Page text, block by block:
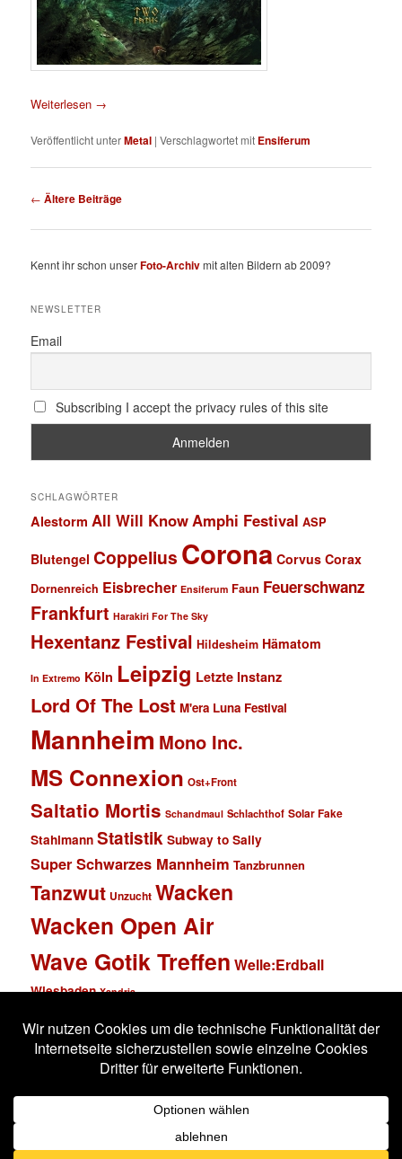
Weiterlesen →
Veröffentlicht unterMetal |Verschlagwortet mit Ensiferum
Beitragsnavigation
← Ältere Beiträge
Kennt ihr schon unserFoto-Archivmit alten Bildern ab 2009?
NEWSLETTER
Email
Subscribing I accept the privacy rules of this site
SCHLAGWÖRTER
Alestorm All Will Know Amphi Festival ASP
Blutengel Coppelius Corona Corvus Corax
Dornenreich Eisbrecher Ensiferum Faun Feuerschwanz
Frankfurt Harakiri For The Sky
Hexentanz Festival Hildesheim Hämatom
In Extremo Köln Leipzig Letzte Instanz
Lord Of The Lost M'era Luna Festival
Mannheim Mono Inc.
MS Connexion Ost+Front
Saltatio Mortis Schandmaul Schlachthof Solar Fake
Stahlmann Statistik Subway to Sally
Super Schwarzes Mannheim Tanzbrunnen
Tanzwut Unzucht Wacken
Wacken Open Air
Wave Gotik Treffen Welle:Erdball
Wiesbaden Xandria
Impressum
Stolz präsentiert von WordPress